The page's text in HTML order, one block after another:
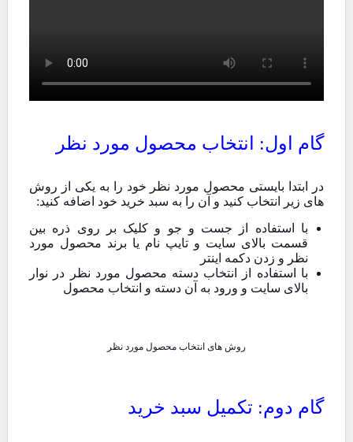
گام اول: انتخاب محصول مورد نظر
در ابتدا بایستی محصول مورد نظر خود را به یکی از روش
های زیر انتخاب کنید و آن را به سبد خرید خود اضافه کنید:
با استفاده از جست و جو و کلیک بر روی ذره بین
قسمت بالای سایت و تایپ نام یا برند محصول مورد
نظر و زدن دکمه اینتر
با استفاده از انتخاب دسته محصول مورد نظر در نوار
بالای سایت و ورود به آن دسته و انتخاب محصول
روش های انتخاب محصول مورد نظر
گام دوم: تکمیل سبد خرید